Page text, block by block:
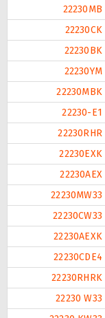
22230MB
22230CK
22230BK
22230YM
22230MBK
22230-E1
22230RHR
22230EXK
22230AEX
22230MW33
22230CW33
22230AEXK
22230CDE4
22230RHRK
22230 W33